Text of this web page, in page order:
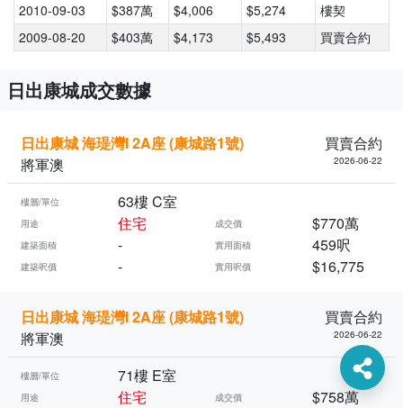
2010-09-03
$387萬 $4,006 $5,274
樓契
2009-08-20
$403萬 $4,173 $5,493 買賣合約
日出康城成交數據
日出康城 海瑅灣I 2A座 (康城路1號)
買賣合約
將軍澳
2026-06-22
樓層/單位 63樓 C室
用途 住宅 成交價 $770萬
建築面積 - 實用面積 459呎
建築呎價 - 實用呎價 $16,775
日出康城 海瑅灣I 2A座 (康城路1號)
買賣合約
將軍澳
2026-06-22
樓層/單位 71樓 E室
用途 住宅 成交價 $758萬